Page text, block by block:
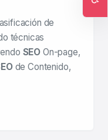
de
técnicas
SEO On-page,
de Contenido,